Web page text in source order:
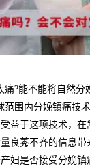
痛?能不能将自然分
范围内分娩镇痛技
益于这项技术，在
良莠不齐的信息带
妇是否接受分娩镇